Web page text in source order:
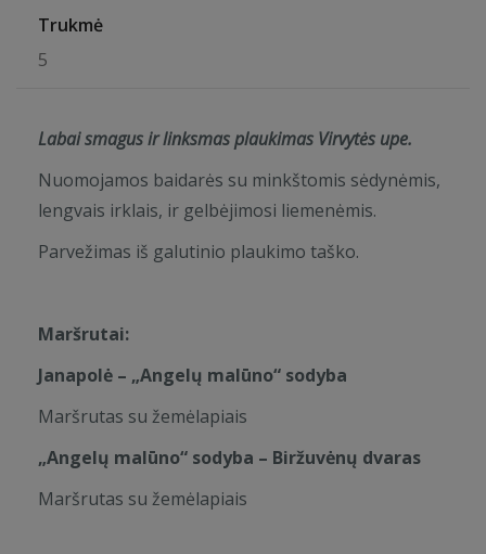
Trukmė
5
Labai smagus ir linksmas plaukimas Virvytės upe.
Nuomojamos baidarės su minkštomis sėdynėmis,
lengvais irklais, ir gelbėjimosi liemenėmis.
Parvežimas iš galutinio plaukimo taško.
Maršrutai:
Janapolė – „Angelų malūno“ sodyba
Maršrutas su žemėlapiais
„Angelų malūno“ sodyba – Biržuvėnų dvaras
Maršrutas su žemėlapiais